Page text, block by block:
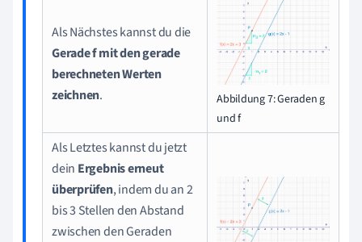
Als Nächstes kannst du die
Gerade f mit den gerade
berechneten Werten
zeichnen.
Abbildung 7: Geraden g
und f
Als Letztes kannst du jetzt
dein Ergebnis erneut
überprüfen, indem du an 2
bis 3 Stellen den Abstand
zwischen den Geraden